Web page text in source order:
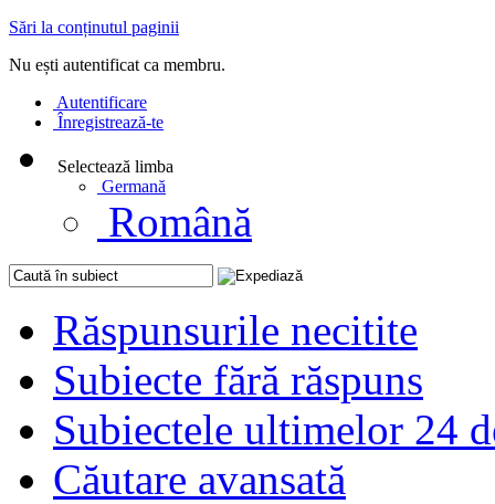
Sări la conținutul paginii
Nu ești autentificat ca membru.
Autentificare
Înregistrează-te
Selectează limba
Germană
Română
Răspunsurile necitite
Subiecte fără răspuns
Subiectele ultimelor 24
Căutare avansată